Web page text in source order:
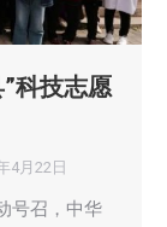
科技志愿
4月22日
号召，中华